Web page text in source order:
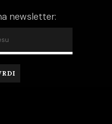
newsletter: